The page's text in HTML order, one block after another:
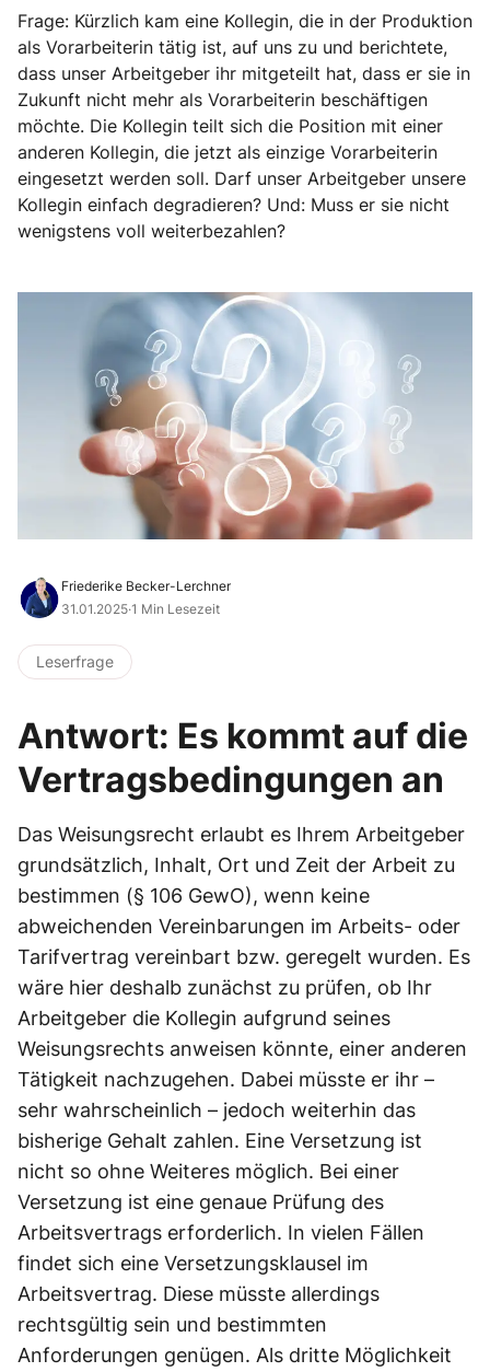
Frage: Kürzlich kam eine Kollegin, die in der Produktion
als Vorarbeiterin tätig ist, auf uns zu und berichtete,
dass unser Arbeitgeber ihr mitgeteilt hat, dass er sie in
Zukunft nicht mehr als Vorarbeiterin beschäftigen
möchte. Die Kollegin teilt sich die Position mit einer
anderen Kollegin, die jetzt als einzige Vorarbeiterin
eingesetzt werden soll. Darf unser Arbeitgeber unsere
Kollegin einfach degradieren? Und: Muss er sie nicht
wenigstens voll weiterbezahlen?
Friederike Becker-Lerchner
31.01.2025·1 Min Lesezeit
Leserfrage
Antwort: Es kommt auf die
Vertragsbedingungen an
Das Weisungsrecht erlaubt es Ihrem Arbeitgeber
grundsätzlich, Inhalt, Ort und Zeit der Arbeit zu
bestimmen (§ 106 GewO), wenn keine
abweichenden Vereinbarungen im Arbeits- oder
Tarifvertrag vereinbart bzw. geregelt wurden. Es
wäre hier deshalb zunächst zu prüfen, ob Ihr
Arbeitgeber die Kollegin aufgrund seines
Weisungsrechts anweisen könnte, einer anderen
Tätigkeit nachzugehen. Dabei müsste er ihr –
sehr wahrscheinlich – jedoch weiterhin das
bisherige Gehalt zahlen. Eine Versetzung ist
nicht so ohne Weiteres möglich. Bei einer
Versetzung ist eine genaue Prüfung des
Arbeitsvertrags erforderlich. In vielen Fällen
findet sich eine Versetzungsklausel im
Arbeitsvertrag. Diese müsste allerdings
rechtsgültig sein und bestimmten
Anforderungen genügen. Als dritte Möglichkeit